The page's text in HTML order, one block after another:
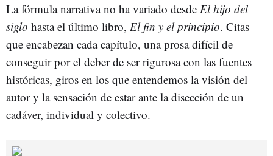
La fórmula narrativa no ha variado desde El hijo del
siglo hasta el último libro, El fin y el principio. Citas
que encabezan cada capítulo, una prosa difícil de
conseguir por el deber de ser rigurosa con las fuentes
históricas, giros en los que entendemos la visión del
autor y la sensación de estar ante la disección de un
cadáver, individual y colectivo.